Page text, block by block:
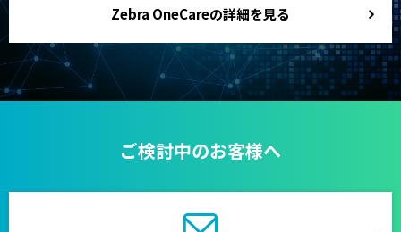
Zebra OneCareの詳細を見る
ご検討中のお客様へ